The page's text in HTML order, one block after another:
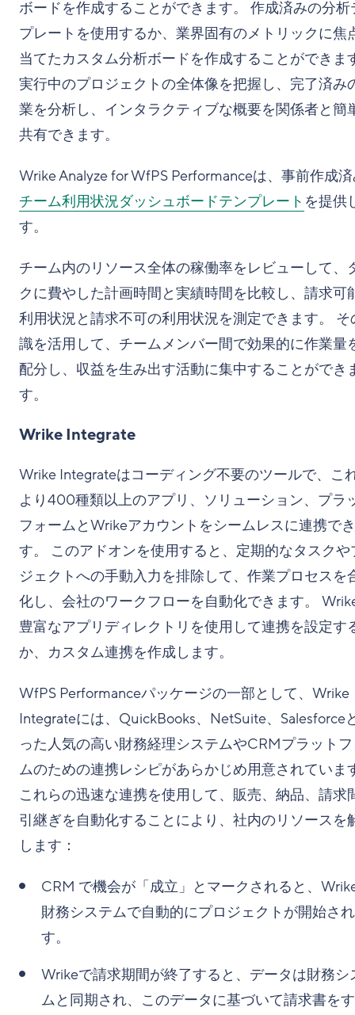
ボードを作成することができます。 作成済みの分析
プレートを使用するか、業界固有のメトリックに焦
当てたカスタム分析ボードを作成することができま
実行中のプロジェクトの全体像を把握し、完了済み
業を分析し、インタラクティブな概要を関係者と簡
共有できます。
Wrike Analyze for WfPS Performanceは、事前作成
チーム利用状況ダッシュボードテンプレート を提供
す。
チーム内のリソース全体の稼働率をレビューして、
クに費やした計画時間と実績時間を比較し、請求可
利用状況と請求不可の利用状況を測定できます。 そ
識を活用して、チームメンバー間で効果的に作業量
配分し、収益を生み出す活動に集中することができ
す。
Wrike Integrate
Wrike Integrateはコーディング不要のツールで、こ
より400種類以上のアプリ、ソリューション、プラ
フォームとWrikeアカウントをシームレスに連携で
す。 このアドオンを使用すると、定期的なタスクや
ジェクトへの手動入力を排除して、作業プロセスを
化し、会社のワークフローを自動化できます。
豊富なアプリディレクトリを使用して連携を設定す
か、カスタム連携を作成します。
WfPS Performanceパッケージの一部として、Wrike
Integrateには、QuickBooks、NetSuite、Salesforce
った人気の高い財務経理システムやCRMプラット
ムのための連携レシピがあらかじめ用意されていま
これらの迅速な連携を使用して、販売、納品、請求
引継ぎを自動化することにより、社内のリソースを
します：
CRM で機会が「成立」とマークされると、
財務システムで自動的にプロジェクトが開始さ
す。
Wrikeで請求期間が終了すると、データは財務シ
ムと同期され、このデータに基づいて請求書を